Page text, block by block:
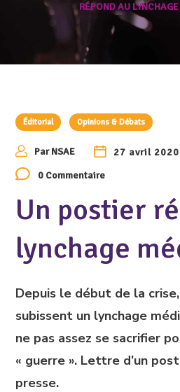
RÉPOND AU
Éditorial Opinions & Débats
ParNSAE
27 avril 2020
0 Commentaire
Un postier
lynchage
Depuis le début de la
subissent un lynchage
ne pas assez se sacrifier
« guerre ». Lettre d’un
presse.